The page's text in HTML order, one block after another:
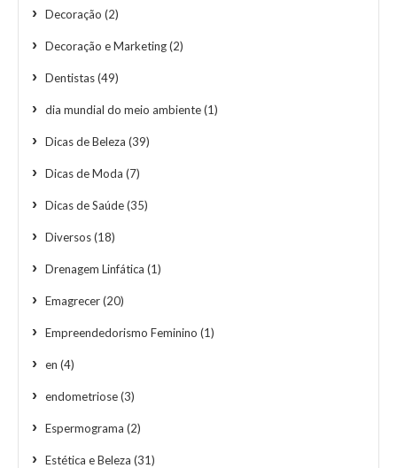
Decoração (2)
Decoração e Marketing(2)
Dentistas(49)
dia mundial do meio ambiente(1)
Dicas de Beleza (39)
Dicas de Moda (7)
Dicas de Saúde(35)
Diversos(18)
Drenagem Linfática (1)
Emagrecer(20)
Empreendedorismo Feminino (1)
en (4)
endometriose(3)
Espermograma (2)
Estética e Beleza (31)